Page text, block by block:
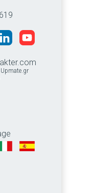
Upmate.gr